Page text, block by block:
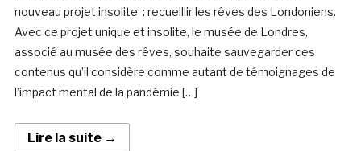
nouveau projet insolite : recueillir les rêves des Londoniens.
Avec ce projet unique et insolite, le musée de Londres,
associé au musée des rêves, souhaite sauvegarder ces
contenus qu’il considère comme autant de témoignages de
l’impact mental de la pandémie […]
Lire la suite →